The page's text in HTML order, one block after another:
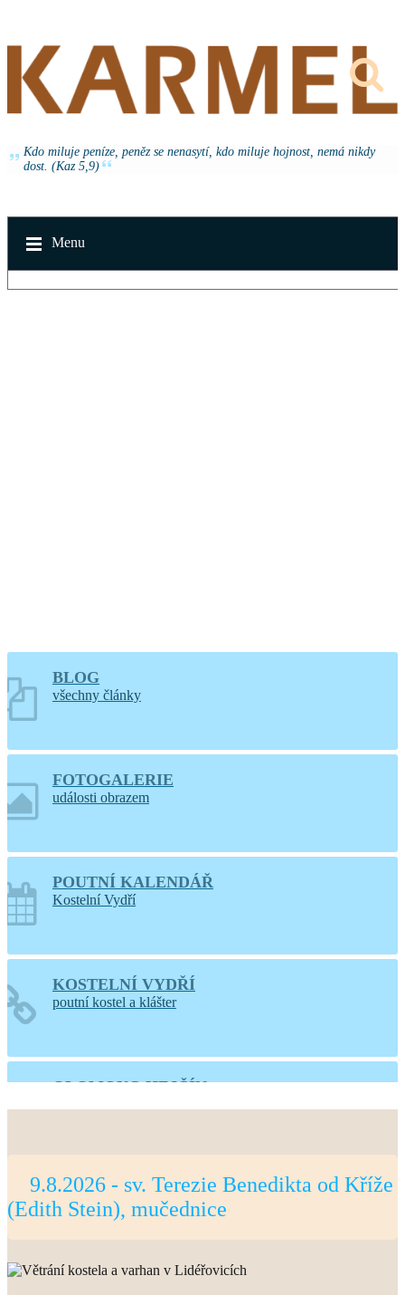
Kdo miluje peníze, peněz se nenasytí, kdo miluje hojnost, nemá nikdy
dost. (Kaz 5,9)
Menu
BLOG
všechny články
FOTOGALERIE
události obrazem
POUTNÍ KALENDÁŘ
Kostelní Vydří
KOSTELNÍ VYDŘÍ
poutní kostel a klášter
OLOMOUC-HEJČÍN
PRAHA-LIBOC
web farnosti
9.8.2026 - sv. Terezie Benedikta od Kříže
(Edith Stein), mučednice